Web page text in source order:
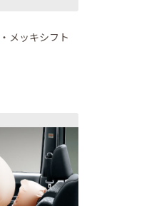
メッキシフト